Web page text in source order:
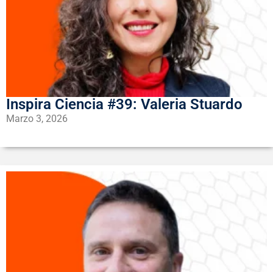
Inspira Ciencia #39: Valeria Stuardo
Marzo 3, 2026